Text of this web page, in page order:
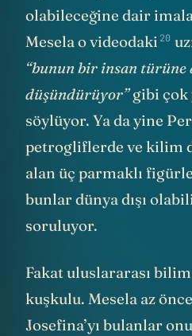
olabileceğine dair
Meselao videodaki 20
“bunun bir insan türüne
düşündürüyor”gibi çok
söylüyor. Ya da yine
petrogliflerde ve kilim
alan üç parmaklı
bunlar dünya dışı
soruluyor.
Fakat uluslararası
kuşkulu. Mesela az
Josefina’yı bulanlar